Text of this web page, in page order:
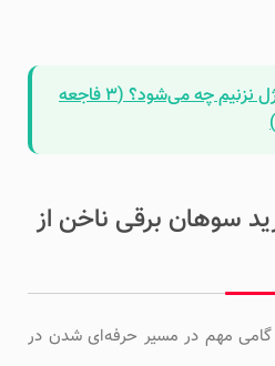
اگر بیس ژل نزنیم چه می‌شود؟ (۳ فاجعه
سوهان برقی ناخن از
گامی مهم در مسیر حرفه‌ای شدن در